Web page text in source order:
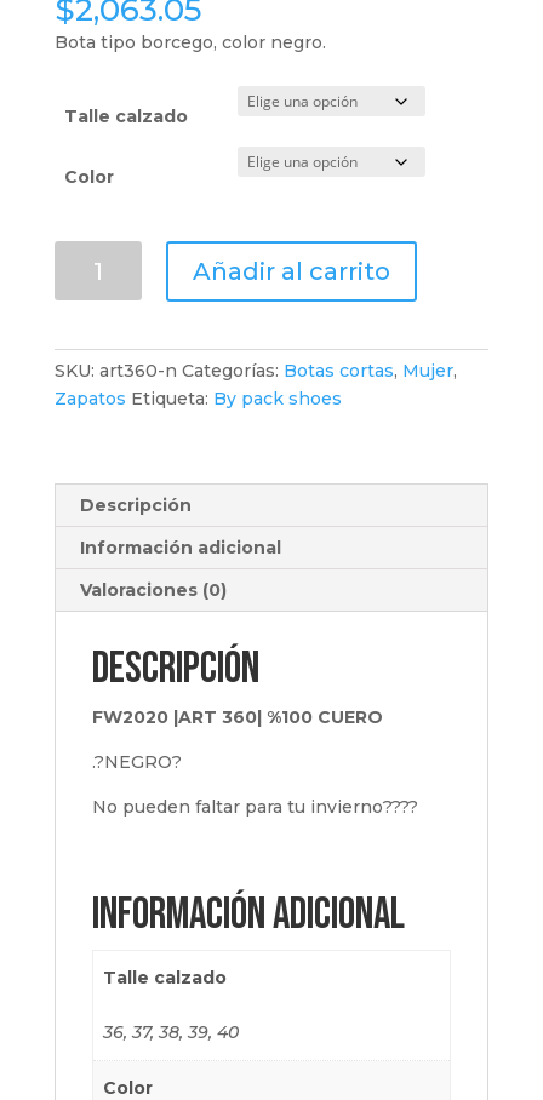
$2,063.05
Bota tipo borcego, color negro.
Talle calzado
Color
Negro
cantidad
Añadir al carrito
SKU: art360-n Categorías: Botas cortas, Mujer,
Zapatos Etiqueta: By pack shoes
Descripción
Información adicional
Valoraciones (0)
Descripción
FW2020 |ART 360| %100 CUERO
.?NEGRO?
No pueden faltar para tu invierno????
Información adicional
Talle calzado
36, 37, 38, 39, 40
Color